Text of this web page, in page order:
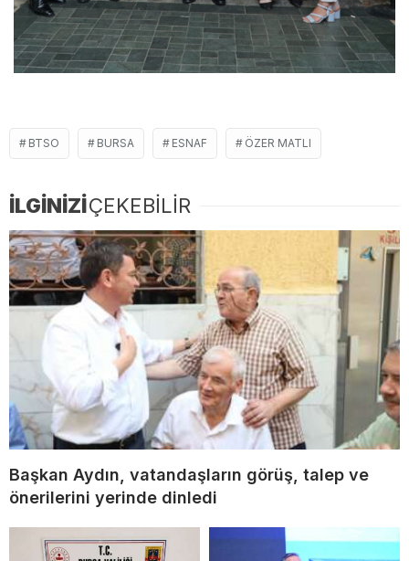
BTSO BURSA ESNAF ÖZER MATLI
İLGİNİZİÇEKEBİLİR
Başkan Aydın, vatandaşların görüş, talep ve
önerilerini yerinde dinledi